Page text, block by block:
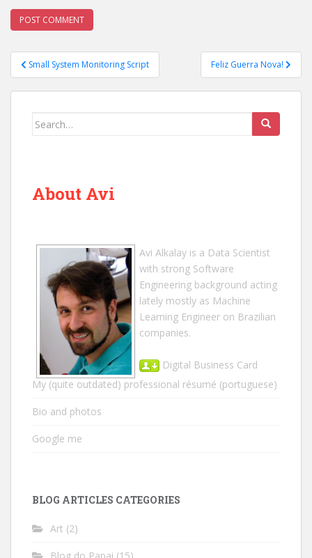
Post
navigation
Small System Monitoring Script Feliz Guerra Nova!
Search
About Avi
Avi Alkalay is a Data Scientist
with strong Software
Engineering background acting
lately mostly as Machine
Learning Engineer on Brazilian
companies.
Digital Business Card
My (quite outdated) professional résumé (portuguese)
Bio and photos
Google me
BLOG ARTICLES CATEGORIES
Art (2)